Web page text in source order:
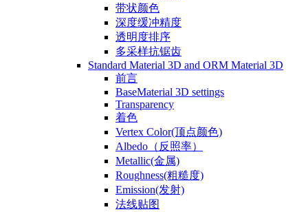
带状颜色
深度缓冲精度
透明度排序
多采样抗锯齿
Standard Material 3D and ORM Material 3D
前言
BaseMaterial 3D settings
Transparency
着色
Vertex Color(顶点颜色)
Albedo（反照率）
Metallic(金属)
Roughness(粗糙度)
Emission(发射)
法线贴图